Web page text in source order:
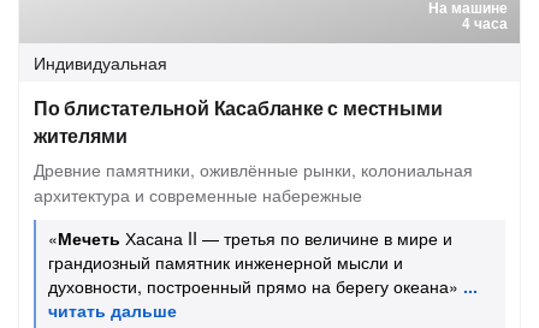
На машине
4 часа
Индивидуальная
По блистательной Касабланке с местными
жителями
Древние памятники, оживлённые рынки, колониальная
архитектура и современные набережные
«Мечеть Хасана II — третья по величине в мире и
грандиозный памятник инженерной мысли и
духовности, построенный прямо на берегу океана»